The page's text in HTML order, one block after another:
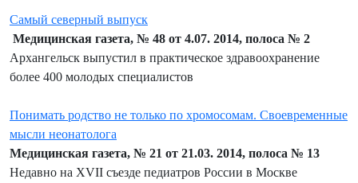
Самый северный выпуск
Медицинская газета, № 48 от 4.07. 2014, полоса № 2
Архангельск выпустил в практическое здравоохранение
более 400 молодых специалистов
Понимать родство не только по хромосомам. Своевременные
мысли неонатолога
Медицинская газета, № 21 от 21.03. 2014, полоса № 13
Недавно на XVII съезде педиатров России в Москве